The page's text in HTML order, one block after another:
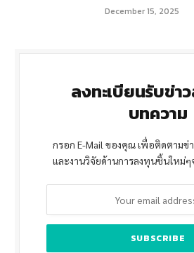
December 15, 2025
ลงทะเบียนรับข่า
บทความ
กรอก E-Mail ของคุณ เพื่อติดตามข่
และงานวิจัยด้านการลงทุนชิ้นใหม่ๆ